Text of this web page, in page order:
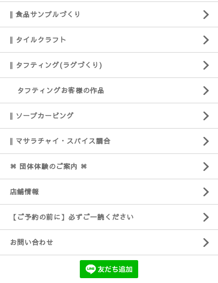
‖ 食品サンプルづくり
‖ タイルクラフト
‖ タフティング(ラグづくり)
タフティングお客様の作品
‖ ソープカービング
‖ マサラチャイ・スパイス調合
⌘ 団体体験のご案内 ⌘
店舗情報
【ご予約の前に】必ずご一読ください
お問い合わせ